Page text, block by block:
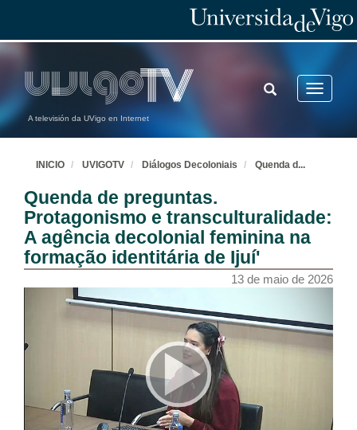
A televisión da UVigo en Internet
Toggle
TOGGLE
SEARCH
INICIO UVIGOTV Diálogos Decoloniais Quenda d...
Quenda de preguntas.
Protagonismo e transculturalidade:
A agência decolonial feminina na
formação identitária de Ijuí'
13 de maio de 2026